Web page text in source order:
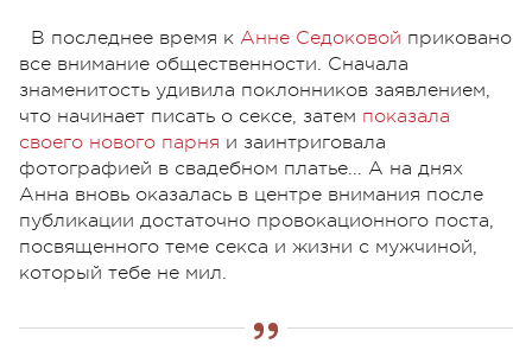
В последнее время к Анне Седоковой приковано
все внимание общественности. Сначала
знаменитость удивила поклонников заявлением,
что начинает писать о сексе, затем показала
своего нового парня и заинтриговала
фотографией в свадебном платье... А на днях
Анна вновь оказалась в центре внимания после
публикации достаточно провокационного поста,
посвященного теме секса и жизни с мужчиной,
который тебе не мил.